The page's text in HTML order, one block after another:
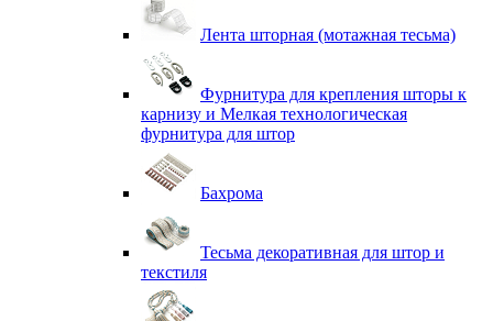
Лента шторная (мотажная тесьма)
Фурнитура для крепления шторы к
карнизу и Мелкая технологическая
фурнитура для штор
Бахрома
Тесьма декоративная для штор и
текстиля